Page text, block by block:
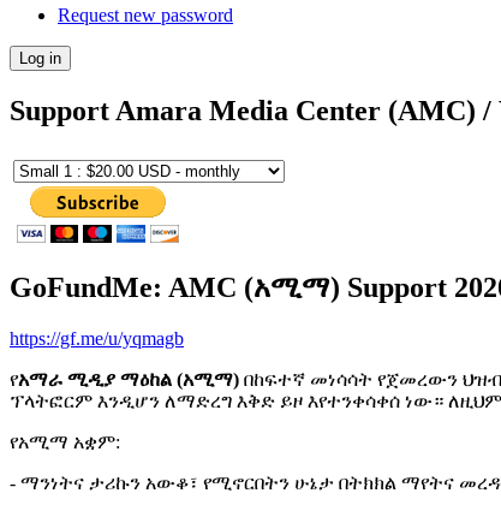
Request new password
Support Amara Media Center (AMC) /
GoFundMe: AMC (አሚማ) Support
https://gf.me/u/yqmagb
የአማራ ሚዲያ ማዕከል (አሚማ) በከፍተኛ መነሳሳት የጀመረውን
ፕላትፎርም እንዲሆን ለማድረግ እቅድ ይዞ እየተንቀሳቀሰ ነው።
የአሚማ አቋም:
- ማንነትና ታሪኩን አውቆ፣ የሚኖርበትን ሁኔታ በትክክል ማየትና